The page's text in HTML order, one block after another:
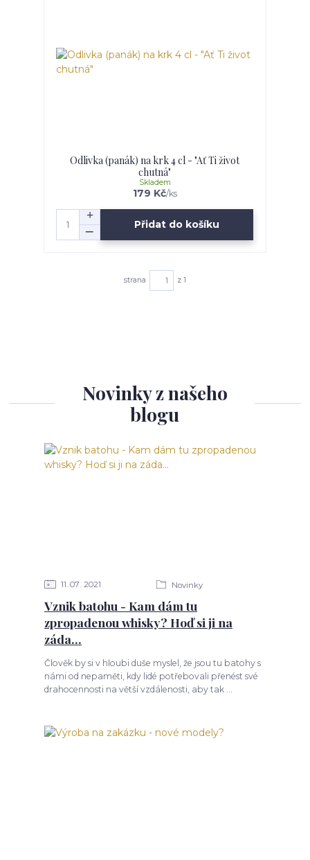
Odlivka (panák) na krk 4 cl - "Ať Ti život
chutná"
179 Kč/ks
Skladem
Přidat do košíku
strana z 1
Novinky z našeho
blogu
11 07 2021 Novinky
Vznik batohu - Kam dám tu
zpropadenou whisky? Hoď si ji na
záda...
Člověk by si v hloubi duše myslel, že jsou tu batohy s
námi od nepaměti, kdy lidé potřebovali přenést své
drahocennosti na větší vzdálenosti, aby tak ...